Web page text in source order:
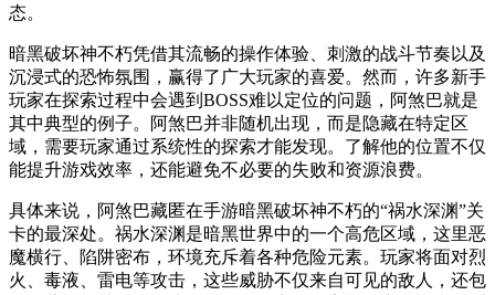
态。
暗黑破坏神不朽凭借其流畅的操作体验、刺激的战斗节奏以及
沉浸式的恐怖氛围，赢得了广大玩家的喜爱。然而，许多新手
玩家在探索过程中会遇到BOSS难以定位的问题，阿煞巴就是
其中典型的例子。阿煞巴并非随机出现，而是隐藏在特定区
域，需要玩家通过系统性的探索才能发现。了解他的位置不仅
能提升游戏效率，还能避免不必要的失败和资源浪费。
具体来说，阿煞巴藏匿在手游暗黑破坏神不朽的“祸水深渊”关
卡的最深处。祸水深渊是暗黑世界中的一个高危区域，这里恶
魔横行、陷阱密布，环境充斥着各种危险元素。玩家将面对烈
火、毒液、雷电等攻击，这些威胁不仅来自可见的敌人，还包